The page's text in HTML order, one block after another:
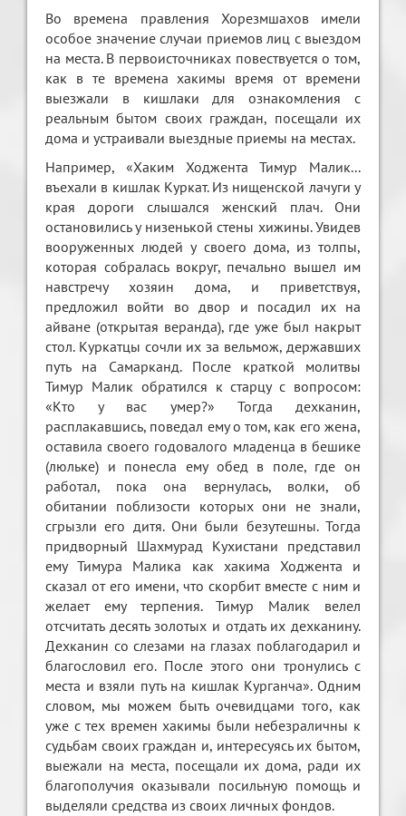
Во времена правления Хорезмшахов имели
особое значение случаи приемов лиц с выездом
на места. В первоисточниках повествуется о том,
как в те времена хакимы время от времени
выезжали в кишлаки для ознакомления с
реальным бытом своих граждан, посещали их
дома и устраивали выездные приемы на местах.
Например, «Хаким Ходжента Тимур Малик...
въехали в кишлак Куркат. Из нищенской лачуги у
края дороги слышался женский плач. Они
остановились у низенькой стены хижины. Увидев
вооруженных людей у своего дома, из толпы,
которая собралась вокруг, печально вышел им
навстречу хозяин дома, и приветствуя,
предложил войти во двор и посадил их на
айване (открытая веранда), где уже был накрыт
стол. Куркатцы сочли их за вельмож, державших
путь на Самарканд. После краткой молитвы
Тимур Малик обратился к старцу с вопросом:
«Кто у вас умер?» Тогда дехканин,
расплакавшись, поведал ему о том, как его жена,
оставила своего годовалого младенца в бешике
(люльке) и понесла ему обед в поле, где он
работал, пока она вернулась, волки, об
обитании поблизости которых они не знали,
сгрызли его дитя. Они были безутешны. Тогда
придворный Шахмурад Кухистани представил
ему Тимура Малика как хакима Ходжента и
сказал от его имени, что скорбит вместе с ним и
желает ему терпения. Тимур Малик велел
отсчитать десять золотых и отдать их дехканину.
Дехканин со слезами на глазах поблагодарил и
благословил его. После этого они тронулись с
места и взяли путь на кишлак Курганча». Одним
словом, мы можем быть очевидцами того, как
уже с тех времен хакимы были небезраличны к
судьбам своих граждан и, интересуясь их бытом,
выежали на места, посещали их дома, ради их
благополучия оказывали посильную помощь и
выделяли средства из своих личных фондов.